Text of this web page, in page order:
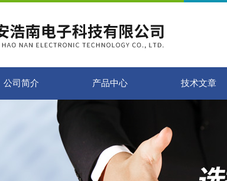
公司简介 产品中心 技术文章